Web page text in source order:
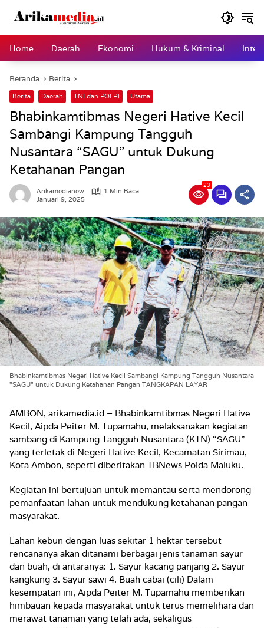
Home
Daerah Ekonomi Hukum & Kriminal
Beranda Berita
Berita Daerah TNI dan POLRI Utama
Bhabinkamtibmas Negeri Hative Kecil
Sambangi Kampung Tangguh
Nusantara “SAGU” untuk Dukung
Ketahanan Pangan
Arikamedianew
1 Min Baca
Januari 9, 2025
23
Bhabinkamtibmas Negeri Hative Kecil Sambangi Kampung Tangguh Nusantara
"SAGU" untuk Dukung Ketahanan Pangan TANGKAPAN LAYAR
AMBON, arikamedia.id – Bhabinkamtibmas Negeri Hative
Kecil, Aipda Peiter M. Tupamahu, melaksanakan kegiatan
sambang di Kampung Tangguh Nusantara (KTN) “SAGU”
yang terletak di Negeri Hative Kecil, Kecamatan Sirimau,
Kota Ambon, seperti diberitakan TBNews Polda Maluku.
Kegiatan ini bertujuan untuk memantau serta mendorong
pemanfaatan lahan untuk mendukung ketahanan pangan
masyarakat.
Lahan kebun dengan luas sekitar 1 hektar tersebut
rencananya akan ditanami berbagai jenis tanaman sayur
dan buah, di antaranya: 1. Sayur kacang panjang 2. Sayur
kangkung 3. Sayur sawi 4. Buah cabai (cili) Dalam
kesempatan ini, Aipda Peiter M. Tupamahu memberikan
himbauan kepada masyarakat untuk terus memelihara dan
merawat tanaman yang telah ada, sekaligus